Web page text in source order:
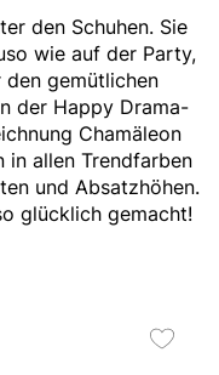
den Schuhen. Sie
wie auf der Party,
gemütlichen
der Happy Drama-
Chamäleon
in allen Trendfarben
und Absatzhöhen.
glücklich gemacht!